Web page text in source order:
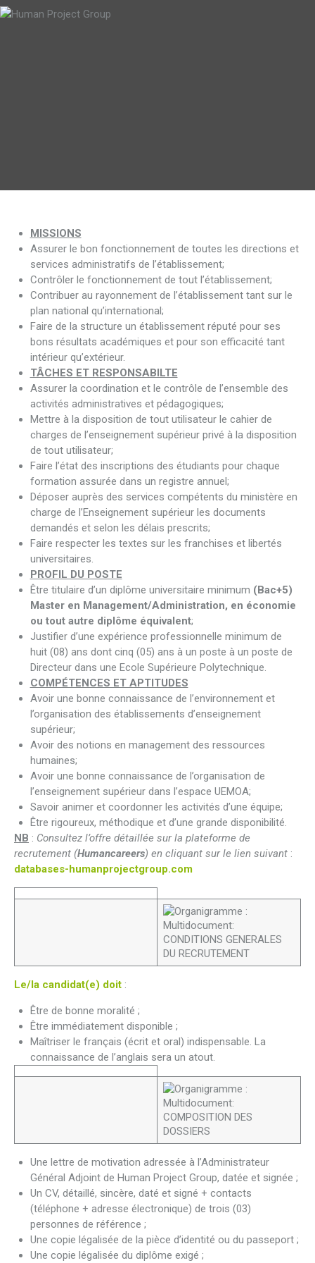
MISSIONS
Assurer le bon fonctionnement de toutes les directions et
services administratifs de l’établissement;
Contrôler le fonctionnement de tout l’établissement;
Contribuer au rayonnement de l’établissement tant sur le
plan national qu’international;
Faire de la structure un établissement réputé pour ses
bons résultats académiques et pour son efficacité tant
intérieur qu’extérieur.
TÂCHES ET RESPONSABILTE
Assurer la coordination et le contrôle de l’ensemble des
activités administratives et pédagogiques;
Mettre à la disposition de tout utilisateur le cahier de
charges de l’enseignement supérieur privé à la disposition
de tout utilisateur;
Faire l’état des inscriptions des étudiants pour chaque
formation assurée dans un registre annuel;
Déposer auprès des services compétents du ministère en
charge de l’Enseignement supérieur les documents
demandés et selon les délais prescrits;
Faire respecter les textes sur les franchises et libertés
universitaires.
PROFIL DU POSTE
Être titulaire d’un diplôme universitaire minimum (Bac+5)
Master en Management/Administration, en économie
ou tout autre diplôme équivalent;
Justifier d’une expérience professionnelle minimum de
huit (08) ans dont cinq (05) ans à un poste à un poste de
Directeur dans une Ecole Supérieure Polytechnique.
COMPÉTENCES ET APTITUDES
Avoir une bonne connaissance de l’environnement et
l’organisation des établissements d’enseignement
supérieur;
Avoir des notions en management des ressources
humaines;
Avoir une bonne connaissance de l’organisation de
l’enseignement supérieur dans l’espace UEMOA;
Savoir animer et coordonner les activités d’une équipe;
Être rigoureux, méthodique et d’une grande disponibilité.
NB : Consultez l’offre détaillée sur la plateforme de
recrutement (Humancareers) en cliquant sur le lien suivant :
databases-humanprojectgroup.com
Le/la candidat(e) doit :
Être de bonne moralité ;
Être immédiatement disponible ;
Maîtriser le français (écrit et oral) indispensable. La
connaissance de l’anglais sera un atout.
Une lettre de motivation adressée à l’Administrateur
Général Adjoint de Human Project Group, datée et signée ;
Un CV, détaillé, sincère, daté et signé + contacts
(téléphone + adresse électronique) de trois (03)
personnes de référence ;
Une copie légalisée de la pièce d’identité ou du passeport ;
Une copie légalisée du diplôme exigé ;